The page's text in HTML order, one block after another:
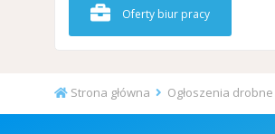
Oferty biur pracy
Strona główna Ogłoszenia drobne